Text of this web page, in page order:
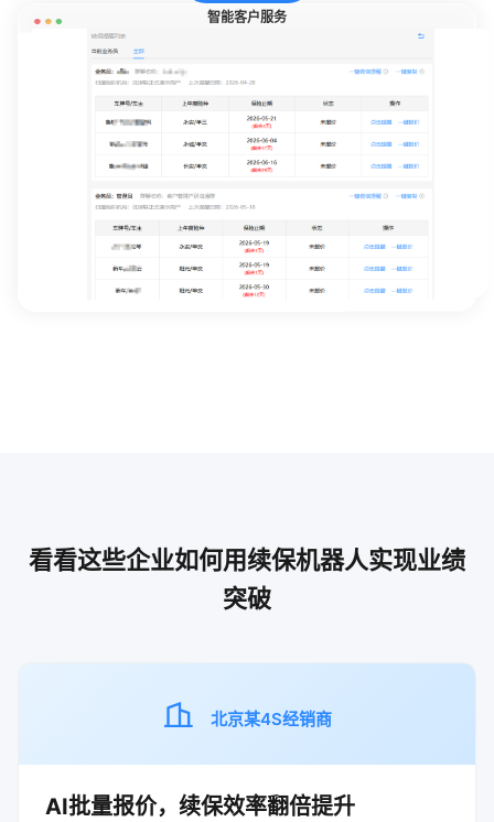
智能客户服务
看看这些企业如何用续保机器人实现业绩
突破
北京某4S经销商
AI批量报价，续保效率翻倍提升